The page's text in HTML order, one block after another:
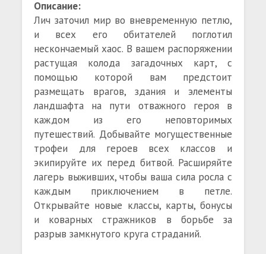
Описание:
Лич заточил мир во вневременную петлю,
и всех его обитателей поглотил
нескончаемый хаос. В вашем распоряжении
растущая колода загадочных карт, с
помощью которой вам предстоит
размещать врагов, здания и элементы
ландшафта на пути отважного героя в
каждом из его неповторимых
путешествий. Добывайте могущественные
трофеи для героев всех классов и
экипируйте их перед битвой. Расширяйте
лагерь выживших, чтобы ваша сила росла с
каждым приключением в петле.
Открывайте новые классы, карты, бонусы
и коварных стражников в борьбе за
разрыв замкнутого круга страданий.